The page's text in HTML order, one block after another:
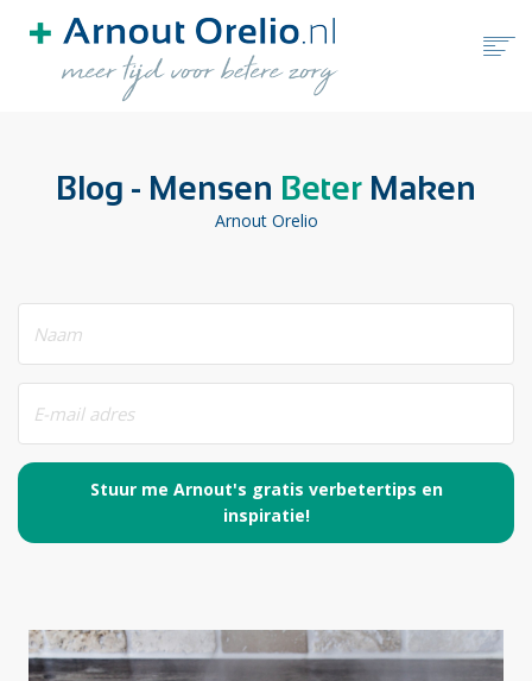
GRATIS TOOLS
OVER ARNOUT ORELIO
Blog - Mensen Beter Maken
Arnout Orelio
Stuur me Arnout's gratis verbetertips en
inspiratie!